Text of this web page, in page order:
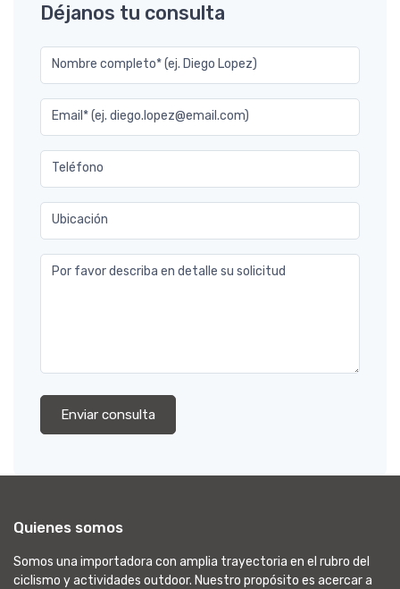
Déjanos tu consulta
Nombre completo* (ej. Diego Lopez)
Email* (ej. diego.lopez@email.com)
Teléfono
Ubicación
Por favor describa en detalle su solicitud
Enviar consulta
Quienes somos
Somos una importadora con amplia trayectoria en el rubro del
ciclismo y actividades outdoor. Nuestro propósito es acercar a